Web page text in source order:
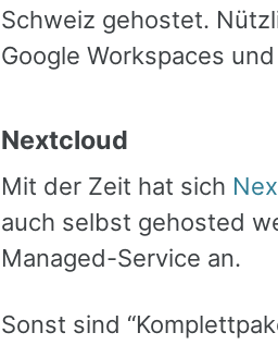
Schweiz gehostet.
Google Workspaces
Nextcloud
Mit der Zeit hat sich
auch selbst gehosted
Managed-Service an.
Sonst sind